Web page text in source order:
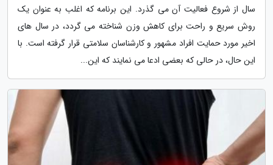
سال از شروع فعالیت آن می گذرد. این برنامه که اغلب به عنوان یک
روش سریع و راحت برای کاهش وزن شناخته می گردد، در سال های
اخیر مورد حمایت افراد مشهور و کارشناسان سلامتی قرار گرفته است. با
این حال، در حالی که بعضی ادعا می نمایند که این...